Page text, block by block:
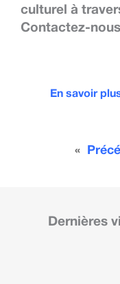
culturel à
Contactez-
En savoir
«
Dernières